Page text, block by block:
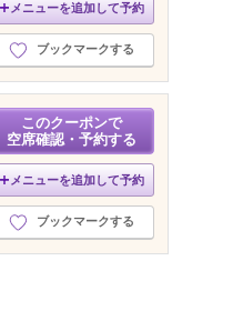
メニューを追加して予約
ブックマークする
このクーポンで
空席確認・予約する
メニューを追加して予約
ブックマークする